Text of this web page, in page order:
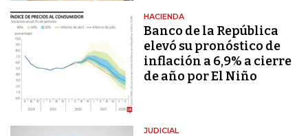
HACIENDA
Banco de la República
elevó su pronóstico de
inflación a 6,9% a cierre
de año por El Niño
JUDICIAL